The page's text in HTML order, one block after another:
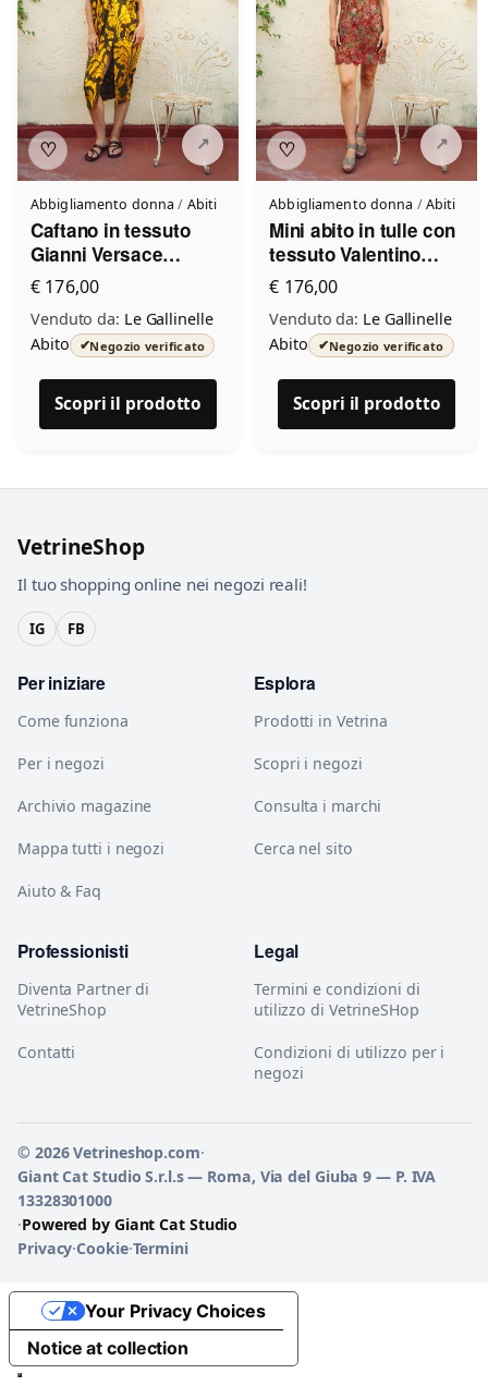
♡
Abbigliamento donna / Abiti
Caftano in tessuto
Gianni Versace
Vintage Le Gallinelle
€ 176,00
Venduto da: Le Gallinelle
Abito
✔Negozio verificato
Scopri il prodotto
♡
Abbigliamento donna /Abiti
Mini abito in tulle con
tessuto Valentino
Vintage Le Gallinelle
€ 176,00
Venduto da: Le Gallinelle
Abito
✔Negozio verificato
Scopri il prodotto
VetrineShop
Il tuo shopping online nei negozi reali!
IG FB
Per iniziare
Come funziona
Per i negozi
Archivio magazine
Mappa tutti i negozi
Aiuto & Faq
Esplora
Prodotti in Vetrina
Scopri i negozi
Consulta i marchi
Cerca nel sito
Professionisti
Diventa Partner di
VetrineShop
Contatti
Legal
Termini e condizioni di
utilizzo di VetrineSHop
Condizioni di utilizzo per i
negozi
© 2026 Vetrineshop.com·
Giant Cat Studio S.r.l.s — Roma, Via del Giuba 9 — P. IVA
13328301000
·Powered by Giant Cat Studio
Privacy·Cookie·Termini
Notice at collection
Your Privacy Choices